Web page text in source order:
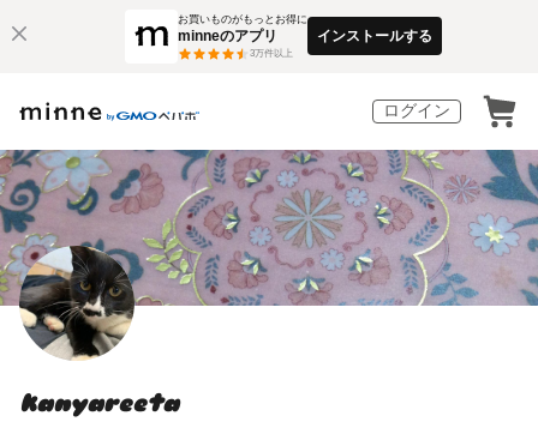
お買いものがもっとお得に
minneのアプリ
3万件以上
インストールする
ログイン
kanyareeta